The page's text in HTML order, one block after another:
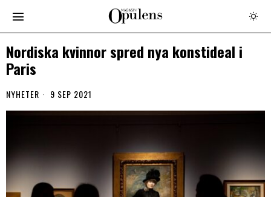
Nordiska kvinnor spred nya konstideal i
Paris
NYHETER 9 SEP 2021